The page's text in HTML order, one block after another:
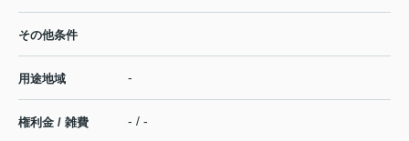
その他条件
用途地域 -
権利金 / 雑費 - / -